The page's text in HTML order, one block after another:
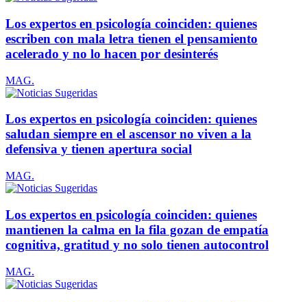
Los expertos en psicología coinciden: quienes
escriben con mala letra tienen el pensamiento
acelerado y no lo hacen por desinterés
MAG.
Los expertos en psicología coinciden: quienes
saludan siempre en el ascensor no viven a la
defensiva y tienen apertura social
MAG.
Los expertos en psicología coinciden: quienes
mantienen la calma en la fila gozan de empatía
cognitiva, gratitud y no solo tienen autocontrol
MAG.